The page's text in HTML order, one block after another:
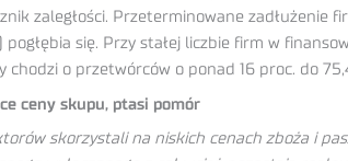
zaległości. Przeterminowane zadłużenie
się. Przy stałej liczbie firm w
o przetwórców o ponad 16 proc. do
ceny skupu, ptasi pomór
skorzystali na niskich cenach zboża i